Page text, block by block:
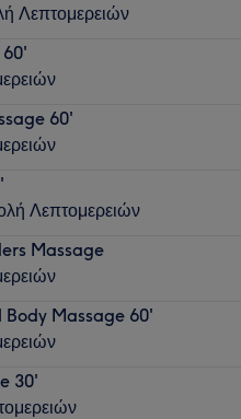
Λεπτομερειών
60'
Λεπτομερειών
Massage
Massage 60'
30'